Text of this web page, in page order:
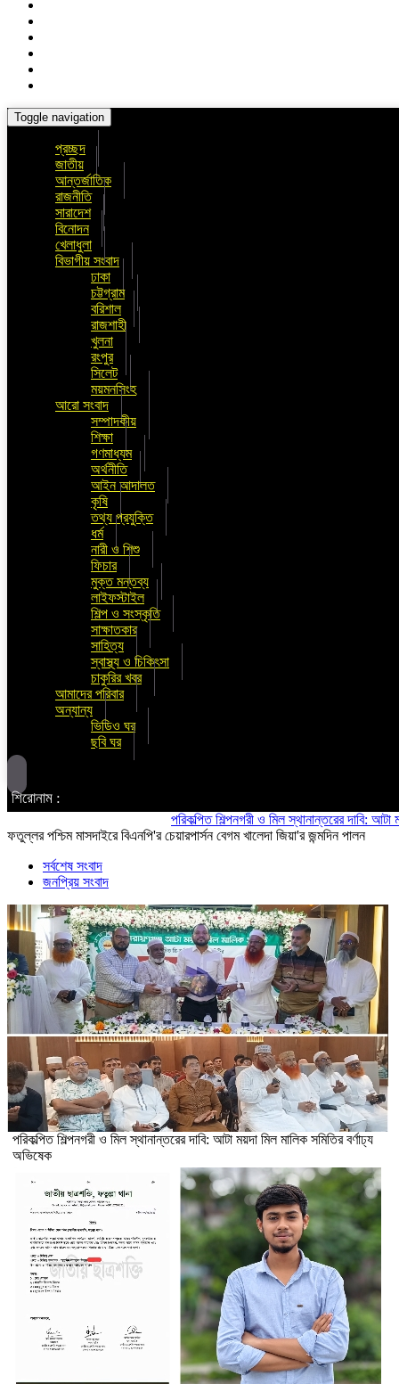
Toggle navigation
প্রচ্ছদ
জাতীয়
আন্তর্জাতিক
রাজনীতি
সারাদেশ
বিনোদন
খেলাধুলা
বিভাগীয় সংবাদ
ঢাকা
চট্টগ্রাম
বরিশাল
রাজশাহী
খুলনা
রংপুর
সিলেট
ময়মনসিংহ
আরো সংবাদ
সম্পাদকীয়
শিক্ষা
গণমাধ্যম
অর্থনীতি
আইন আদালত
কৃষি
তথ্য প্রযুক্তি
ধর্ম
নারী ও শিশু
ফিচার
মুক্ত মন্তব্য
লাইফস্টাইল
শিল্প ও সংস্কৃতি
সাক্ষাতকার
সাহিত্য
স্বাস্থ্য ও চিকিৎসা
চাকুরির খবর
আমাদের পরিবার
অন্যান্য
ভিডিও ঘর
ছবি ঘর
শিরোনাম :
পরিকল্পিত শিল্পনগরী ও মিল স্থানান্তরের দাবি: আটা ময়দা
ফতুল্লর পশ্চিম মাসদাইরে বিএনপি'র চেয়ারপার্সন বেগম খালেদা জিয়া'র জন্মদিন পালন
সর্বশেষ সংবাদ
জনপ্রিয় সংবাদ
পরিকল্পিত শিল্পনগরী ও মিল স্থানান্তরের দাবি: আটা ময়দা মিল মালিক সমিতির বর্ণাঢ্য
অভিষেক